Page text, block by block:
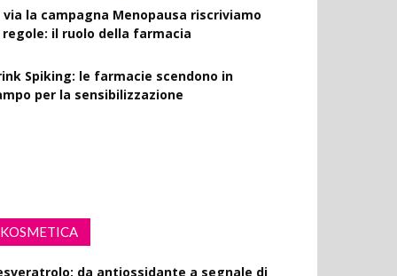
via la campagna Menopausa riscriviamo
regole: il ruolo della farmacia
Spiking: le farmacie scendono in
per la sensibilizzazione
KOSMETICA
da antiossidante a segnale di